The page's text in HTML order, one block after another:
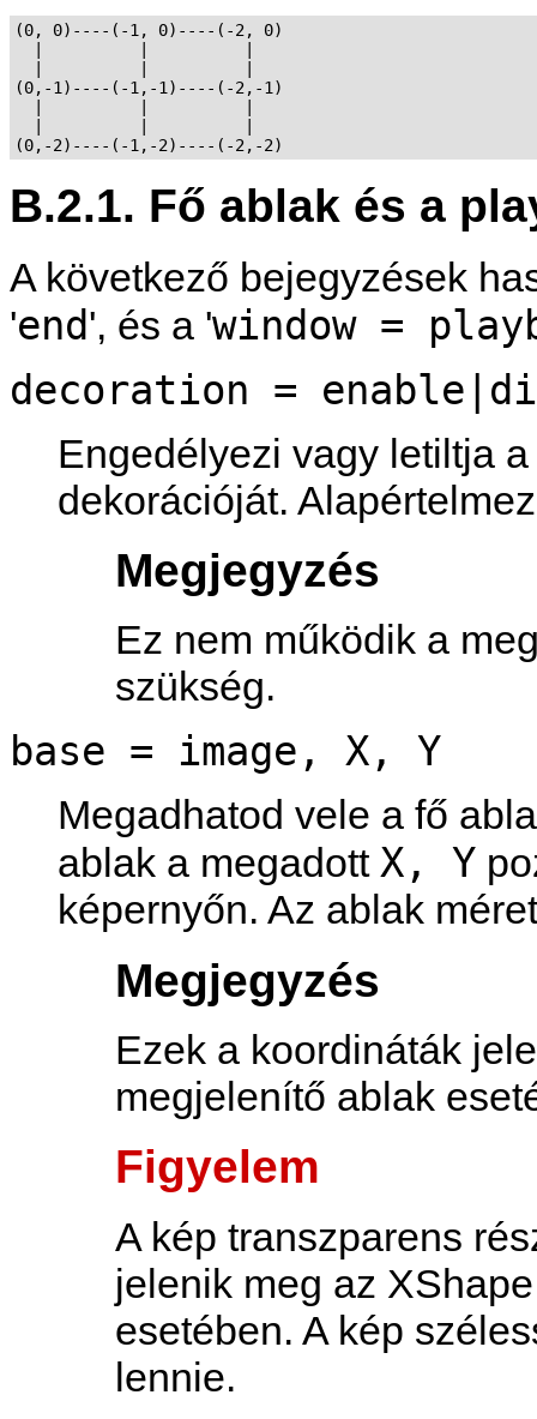
(0, 0)----(-1, 0)----(-2, 0)
(0,-1)----(-1,-1)----(-2,-1)
B.2.1. Fő ablak és a
A következő bejegyzések
'end', és a 'window =
decoration =
Engedélyezi vagy letiltja
dekorációját.
Megjegyzés
Ez nem működik a
szükség.
base = image, X, Y
Megadhatod vele a fő
ablak a megadott X, Y
képernyőn. Az ablak
Megjegyzés
Ezek a koordináták
megjelenítő ablak
Figyelem
A kép transzparens
jelenik meg az
esetében. A kép
lennie.